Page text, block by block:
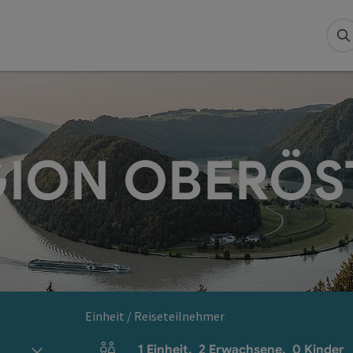
Einheit / Reiseteilnehmer
1 Einheit, 2 Erwachsene, 0 Kinder